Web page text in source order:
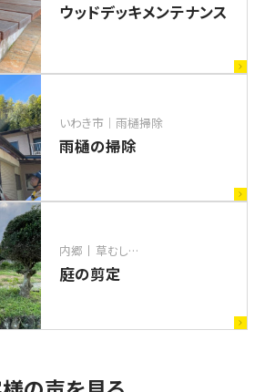
ウッドデッキメンテナンス
雨樋の掃除
いわき市｜雨樋掃除
庭の剪定
内郷 草むしり・庭掃除